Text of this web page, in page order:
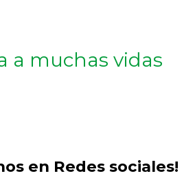
a muchas vidas
en Redes sociales!